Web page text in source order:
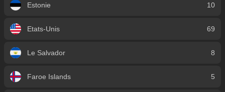
Estonie 10
Etats-Unis 69
Le Salvador 8
Faroe Islands 5